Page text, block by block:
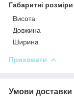
Габаритні розміри
Висота
Довжина
Ширина
Приховати
Умови доставки